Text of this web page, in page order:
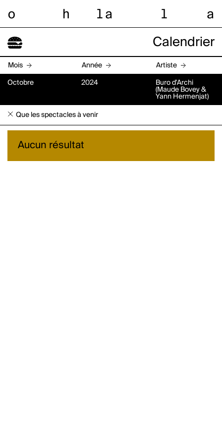
o h l a l a
Calendrier
Mois Année Artiste
Octobre 2024
Buro d'Archi
(Maude Bovey &
Yann Hermenjat)
Que les spectacles à venir
Aucun résultat